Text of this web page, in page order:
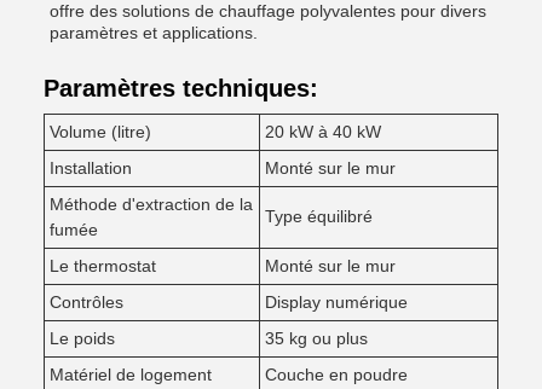
offre des solutions de chauffage polyvalentes pour divers
paramètres et applications.
Paramètres techniques:
Volume (litre)
20 kW à 40 kW
Installation
Monté sur le mur
Méthode d'extraction de la
fumée
Type équilibré
Le thermostat
Monté sur le mur
Contrôles
Display numérique
Le poids
35 kg ou plus
Matériel de logement
Couche en poudre